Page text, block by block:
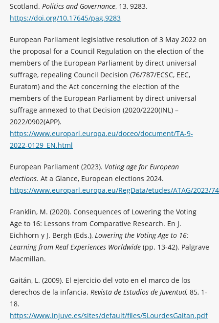
Scotland. Politics and Governance, 13, 9283.
https://doi.org/10.17645/pag.9283
European Parliament legislative resolution of 3 May 2022 on
the proposal for a Council Regulation on the election of the
members of the European Parliament by direct universal
suffrage, repealing Council Decision (76/787/ECSC, EEC,
Euratom) and the Act concerning the election of the
members of the European Parliament by direct universal
suffrage annexed to that Decision (2020/2220(INL) –
2022/0902(APP).
https://www.europarl.europa.eu/doceo/document/TA-9-
2022-0129_EN.html
European Parliament (2023). Voting age for European
elections. At a Glance, European elections 2024.
https://www.europarl.europa.eu/RegData/etudes/ATAG/2023/
Franklin, M. (2020). Consequences of Lowering the Voting
Age to 16: Lessons from Comparative Research. En J.
Eichhorn y J. Bergh (Eds.), Lowering the Voting Age to 16:
Learning from Real Experiences Worldwide(pp. 13-42). Palgrave
Macmillan.
Gaitán, L. (2009). El ejercicio del voto en el marco de los
derechos de la infancia. Revista de Estudios de Juventud, 85, 1-
18.
https://www.injuve.es/sites/default/files/5LourdesGaitan.pdf